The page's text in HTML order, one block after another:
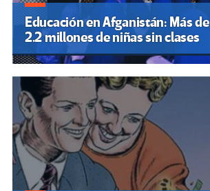
Educación en Afganistán: Más de
2.2 millones de niñas sin clases